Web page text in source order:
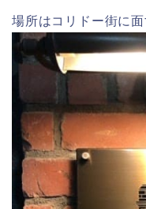
場所はコリドー街に